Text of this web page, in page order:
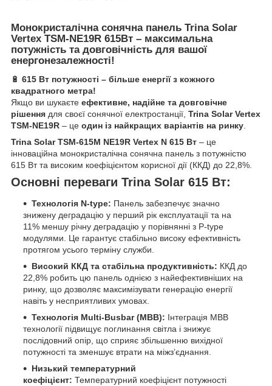
Монокристалічна сонячна панель Trina Solar
Vertex TSM-NE19R 615Вт – максимальна
потужність та довговічність для вашої
енергонезалежності!
🔋 615 Вт потужності – більше енергії з кожного
квадратного метра!
Якщо ви шукаєте ефективне, надійне та довговічне
рішення для своєї сонячної електростанції, Trina Solar Vertex
TSM-NE19R – це один із найкращих варіантів на ринку
Trina Solar TSM-615M NE19R Vertex N 615 Вт – це
інноваційна монокристалічна сонячна панель з потужністю
615 Вт та високим коефіцієнтом корисної дії (ККД) до 22,8%.
Основні переваги Trina Solar 615 Вт:
Технологія N-type: Панель забезпечує значно
знижену деградацію у перший рік експлуатації та на
11% меншу річну деградацію у порівнянні з P-type
модулями. Це гарантує стабільно високу ефективність
протягом усього терміну служби.
Високий ККД та стабільна продуктивність: ККД до
22,8% робить цю панель однією з найефективніших на
ринку, що дозволяє максимізувати генерацію енергії
навіть у несприятливих умовах.
Технологія Multi-Busbar (MBB): Інтеграція MBB
технології підвищує поглинання світла і знижує
послідовний опір, що сприяє збільшенню вихідної
потужності та зменшує втрати на міжз’єднання.
Низький температурний
коефіцієнт: Температурний коефіцієнт потужності